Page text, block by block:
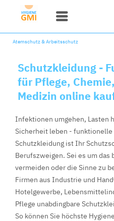
Atemschutz & Arbeitsschutz
Schutzkleidung -
für Pflege,
Medizin online
Infektionen umgehen, Lasten
Sicherheit leben - funktionelle
Schutzkleidung ist Ihr
Berufszweigen. Sei es um das
vermeiden oder die Sinne zu
Firmen aus Industrie und
Hotelgewerbe,
Pflege unabdingbare
So können Sie höchste